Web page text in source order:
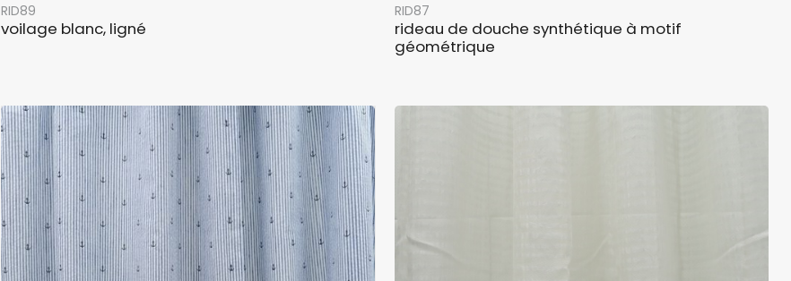
RID89
voilage blanc, ligné
RID87
rideau de douche synthétique à motif
géométrique